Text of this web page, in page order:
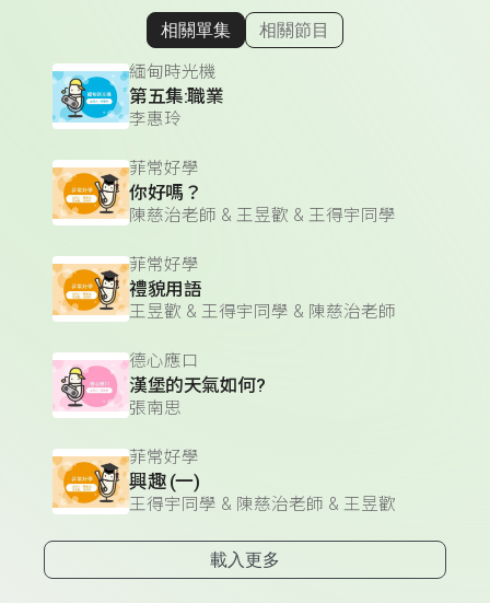
顯示相關單集
相關單集 相關節目
緬甸時光機
第五集:職業
李惠玲
菲常好學
你好嗎？
陳慈治老師 & 王昱歡 & 王得宇同學
菲常好學
禮貌用語
王昱歡 & 王得宇同學 & 陳慈治老師
德心應口
漢堡的天氣如何?
張南思
菲常好學
興趣 (一)
王得宇同學 & 陳慈治老師 & 王昱歡
載入更多